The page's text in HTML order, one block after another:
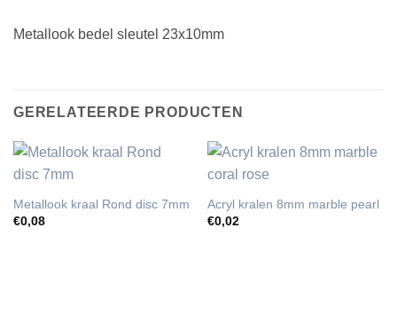
Metallook bedel sleutel 23x10mm
GERELATEERDE PRODUCTEN
Metallook kraal Rond disc 7mm
€0,08
Acryl kralen 8mm marble pearl
€0,02